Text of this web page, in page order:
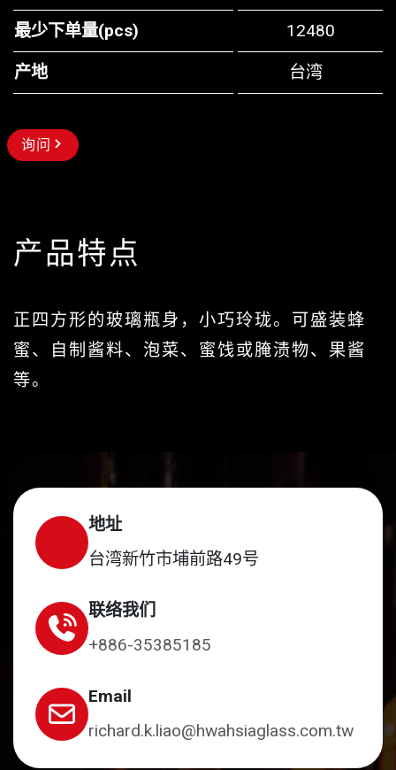
最少下单量(pcs) 12480
产地 台湾
询问
产品特点
正四方形的玻璃瓶身，小巧玲珑。可盛装蜂
蜜、自制酱料、泡菜、蜜饯或腌渍物、果酱
等。
地址
台湾新竹市埔前路49号
联络我们
+886-35385185
Email
richard.k.liao@hwahsiaglass.com.tw